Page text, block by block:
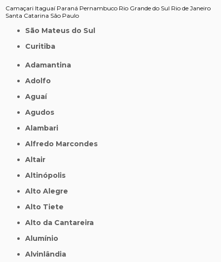
Camaçari Itaguaí Paraná Pernambuco Rio Grande do Sul Rio de Janeiro
Santa Catarina São Paulo
São Mateus do Sul
Curitiba
Adamantina
Adolfo
Aguaí
Agudos
Alambari
Alfredo Marcondes
Altair
Altinópolis
Alto Alegre
Alto Tiete
Alto da Cantareira
Alumínio
Alvinlândia